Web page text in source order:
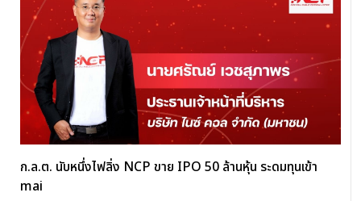
ก.ล.ต. นับหนึ่งไฟลิ่ง NCP ขาย IPO 50 ล้านหุ้น ระดมทุนเข้า
mai